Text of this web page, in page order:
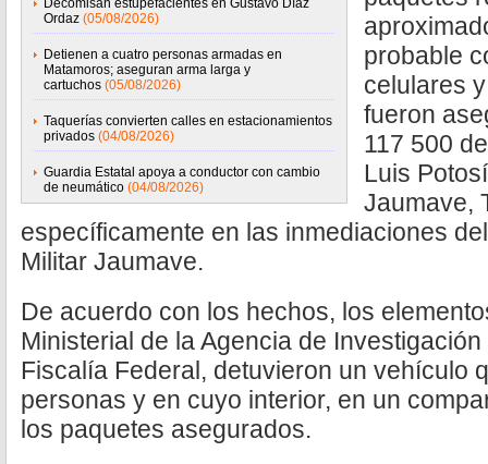
Decomisan estupefacientes en Gustavo Díaz
Ordaz (05/08/2026)
Detienen a cuatro personas armadas en
Matamoros; aseguran arma larga y
cartuchos (05/08/2026)
Taquerías convierten calles en estacionamientos
privados (04/08/2026)
Guardia Estatal apoya a conductor con cambio
de neumático (04/08/2026)
probable
celulares
fueron
117 500
Luis
Jaumave,
específicamente en las inmediaciones
Militar Jaumave.
De acuerdo con los hechos, los
Ministerial de la Agencia de
Fiscalía Federal, detuvieron un vehículo
personas y en cuyo interior, en un
los paquetes asegurados.